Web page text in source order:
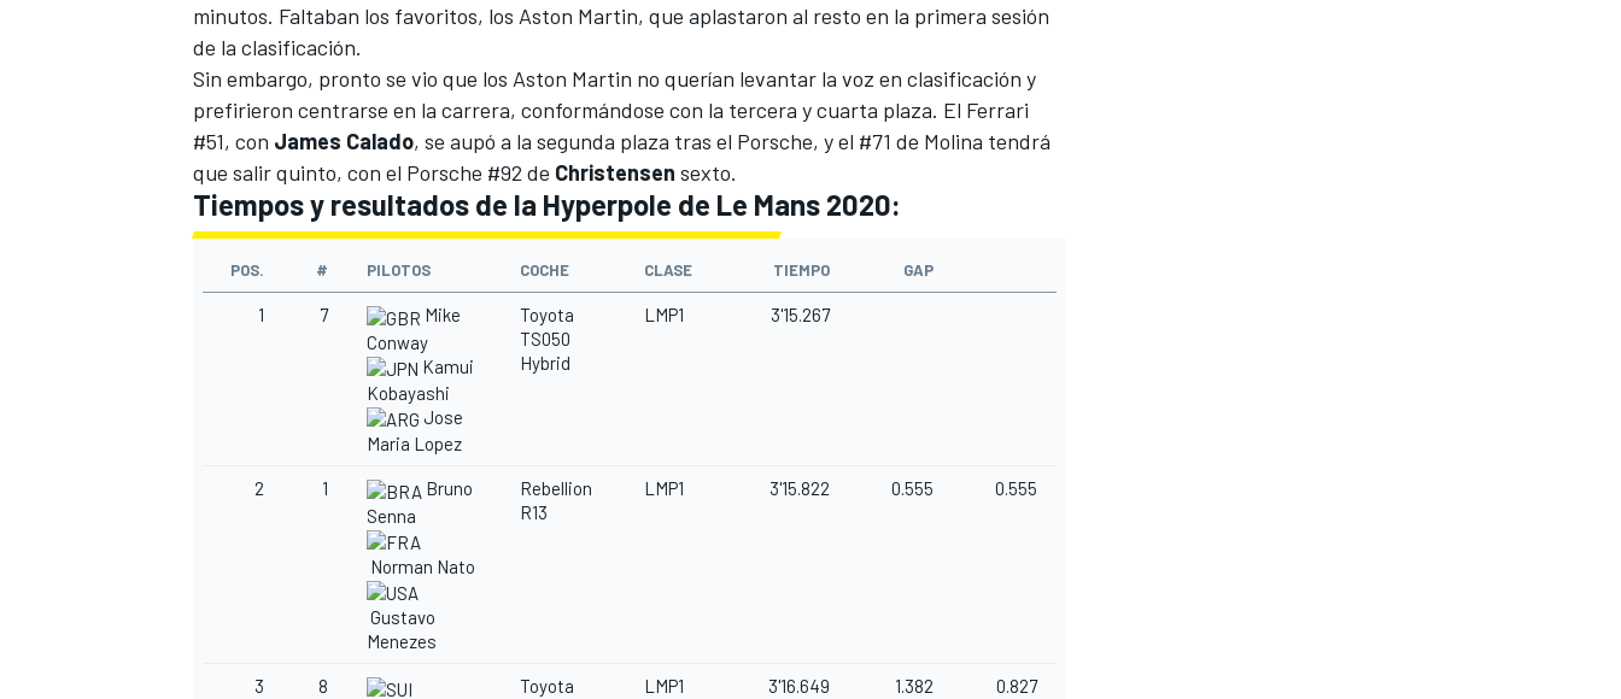
minutos. Faltaban los favoritos, los Aston Martin, que aplastaron al resto en la primera sesión
de la clasificación.
Sin embargo, pronto se vio que los Aston Martin no querían levantar la voz en clasificación y
prefirieron centrarse en la carrera, conformándose con la tercera y cuarta plaza. El Ferrari
#51, con James Calado, se aupó a la segunda plaza tras el Porsche, y el #71 de Molina tendrá
que salir quinto, con el Porsche #92 de Christensen sexto.
Tiempos y resultados de la Hyperpole de Le Mans 2020:
POS. # PILOTOS COCHE CLASE TIEMPO GAP
1 7
Mike
Conway
Kamui
Kobayashi
Jose
Maria Lopez
Toyota
TS050
Hybrid
LMP1 3'15.267
2 1
Bruno
Senna
Norman Nato
Gustavo
Menezes
Rebellion
R13
LMP1 3'15.822 0.555 0.555
3
8
Toyota
LMP1 3'16.649 1.382 0.827